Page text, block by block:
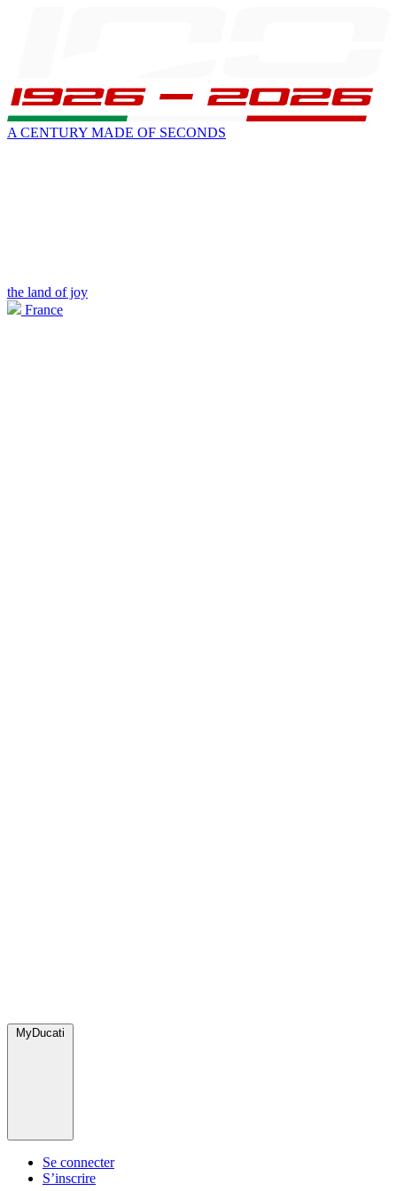
A CENTURY MADE OF SECONDS
the land of joy
France
MyDucati
Se connecter
S’inscrire